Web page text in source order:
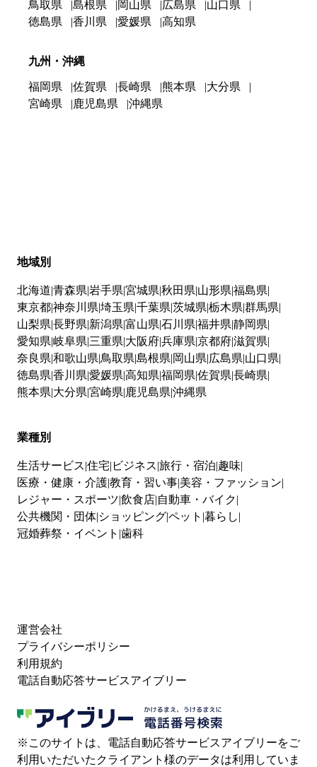
鳥取県 島根県 岡山県 広島県
山口県
徳島県
香川県 愛媛県 高知県
九州・沖縄
福岡県 佐賀県 長崎県 熊本県
大分県
宮崎県
鹿児島県 沖縄県
地域別
北海道 青森県 岩手県 宮城県 秋田県 山形県 福島県
東京都神奈川県 埼玉県 千葉県 茨城県 栃木県 群馬県
山梨県 長野県 新潟県 富山県 石川県 福井県 静岡県
愛知県 岐阜県 三重県 大阪府兵庫県 京都府滋賀県
奈良県 和歌山県 鳥取県 島根県 岡山県 広島県 山口県
徳島県 香川県 愛媛県 高知県 福岡県 佐賀県 長崎県
熊本県 大分県 宮崎県 鹿児島県 沖縄県
業種別
生活サービス 住宅 ビジネス 旅行・宿泊 趣味
医療・健康・介護教育・習い事 美容・ファッション
レジャー・スポーツ 飲食店 自動車・バイク
公共機関・団体 ショッピングペット 暮らし
冠婚葬祭・イベント 歯科
運営会社
プライバシーポリシー
利用規約
電話自動応答サービスアイブリー
※このサイトは、電話自動応答サービスアイブリーをご
利用いただいたクライアント様のデータは利用していま